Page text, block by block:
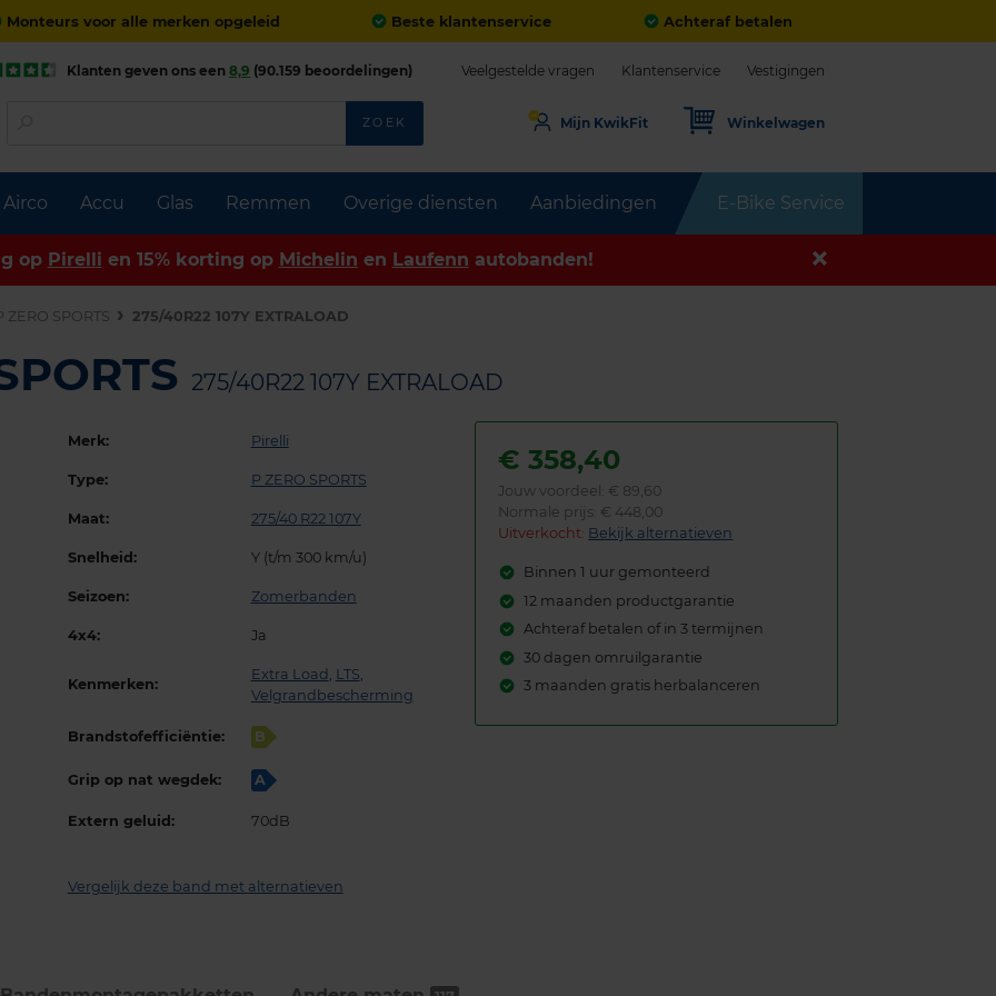
Monteurs voor alle merken opgeleid Beste klantenservice Achteraf betalen
Airco Accu Glas Remmen Overige diensten Aanbiedingen E-Bike Service
Klanten geven ons een 8,9 (90.159 beoordelingen) Veelgestelde vragen Klantenservice Vestigingen
ZOEK Mijn KwikFit Winkelwagen
op Pirelli en 15% korting op Michelin en Laufenn autobanden!
ZERO SPORTS 275/40R22 107Y EXTRALOAD
275/40R22 107Y EXTRALOAD
Merk: Pirelli
Type: P ZERO SPORTS
Maat: 275/40 R22 107Y
Snelheid: Y (t/m 300 km/u)
Seizoen: Zomerbanden
4x4: Ja
Kenmerken:
Extra Load , LTS,
Velgrandbescherming
Brandstofefficiëntie: B
Grip op nat wegdek: A
Extern geluid: 70dB
Vergelijk deze band met alternatieven
€358,40
Jouw voordeel: € 89,60
Normale prijs: € 448,00
Uitverkocht: Bekijk alternatieven
Binnen 1 uur gemonteerd
12 maanden productgarantie
Achteraf betalen of in 3 termijnen
30 dagen omruilgarantie
3 maanden gratis herbalanceren